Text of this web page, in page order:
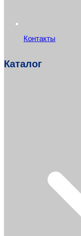
Контакты
Каталог